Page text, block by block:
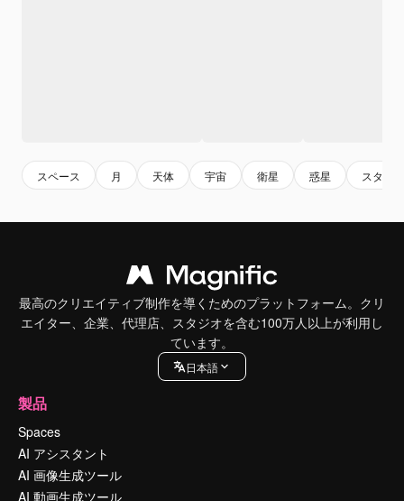
スペース 月 天体 宇宙 衛星 惑星 スタイル
最高のクリエイティブ制作を導くためのプラットフォーム。クリ
エイター、企業、代理店、スタジオを含む100万人以上が利用し
ています。
日本語
製品
Spaces
AI アシスタント
AI 画像生成ツール
AI 動画生成ツール